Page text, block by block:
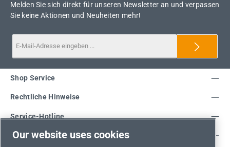
Melden Sie sich direkt für unseren Newsletter an und verpassen
Sie keine Aktionen und Neuheiten mehr!
Service-Hotline
Shop Service
Rechtliche Hinweise
Unsere Vorteile
Our website uses cookies